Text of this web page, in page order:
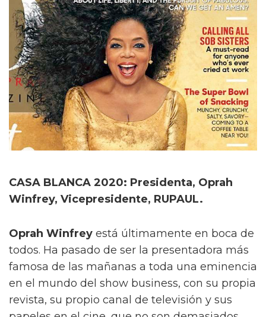
CASA BLANCA 2020: Presidenta, Oprah
Winfrey, Vicepresidente, RUPAUL.
Oprah Winfrey está últimamente en boca de
todos. Ha pasado de ser la presentadora más
famosa de las mañanas a toda una eminencia
en el mundo del show business, con su propia
revista, su propio canal de televisión y sus